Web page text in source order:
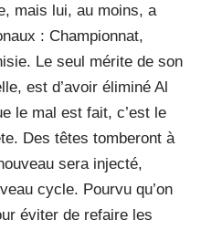
mais lui, au moins, a
: Championnat,
Le seul mérite de son
est d’avoir éliminé Al
le mal est fait, c’est le
Des têtes tomberont à
sera injecté,
cycle. Pourvu qu’on
éviter de refaire les